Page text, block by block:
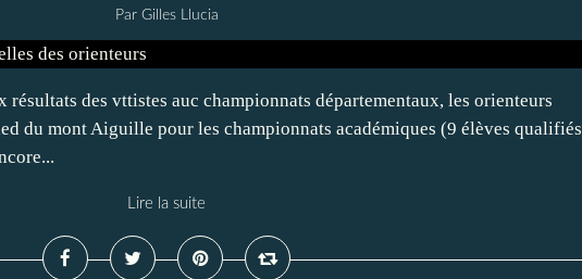
Par Gilles Llucia
résultats des vttistes auc championnats départementaux, les orienteurs
du mont Aiguille pour les championnats académiques (9 élèves qualifiés
Lire la suite